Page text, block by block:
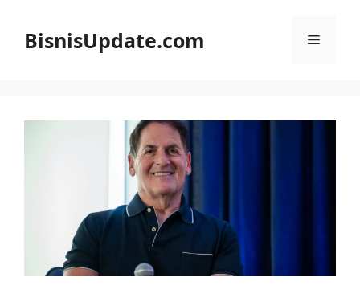
BisnisUpdate.com Menu